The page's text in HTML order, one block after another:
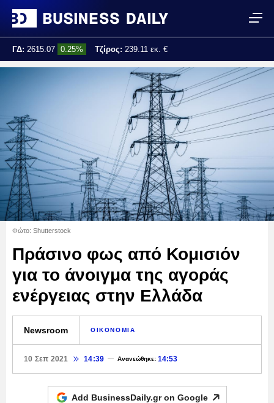
ΓΔ: 2615.07 0.25% Τζίρος: 239.11 εκ. €
Φώτο: Shutterstock
Πράσινο φως από Κομισιόν
για το άνοιγμα της αγοράς
ενέργειας στην Ελλάδα
Newsroom ΟΙΚΟΝΟΜΙΑ
10 Σεπ 2021 14:39 Ανανεώθηκε: 14:53
Add BusinessDaily.gr on Google